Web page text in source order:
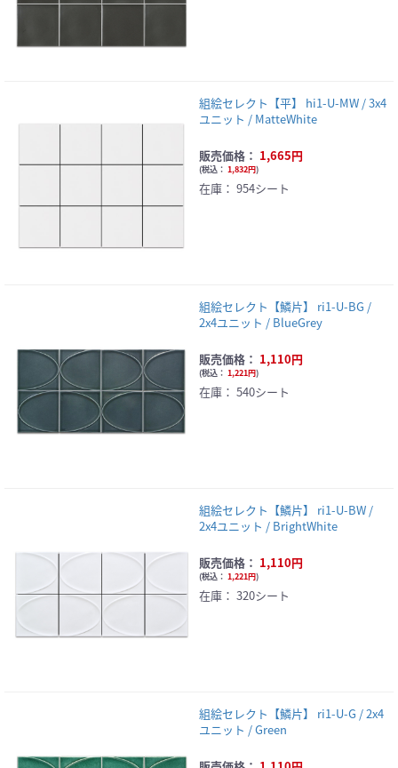
組絵セレクト【平】 hi1-U-MW / 3x4
ユニット / MatteWhite
販売価格： 1,665円
(税込： 1,832円)
在庫： 954シート
組絵セレクト【鱗片】 ri1-U-BG /
2x4ユニット / BlueGrey
販売価格： 1,110円
(税込： 1,221円)
在庫： 540シート
組絵セレクト【鱗片】 ri1-U-BW /
2x4ユニット / BrightWhite
販売価格： 1,110円
(税込： 1,221円)
在庫： 320シート
組絵セレクト【鱗片】 ri1-U-G / 2x4
ユニット / Green